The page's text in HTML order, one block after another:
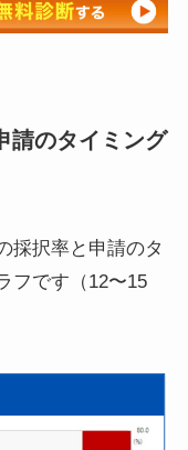
請のタイミング
採択率と申請のタ
フです（12〜15